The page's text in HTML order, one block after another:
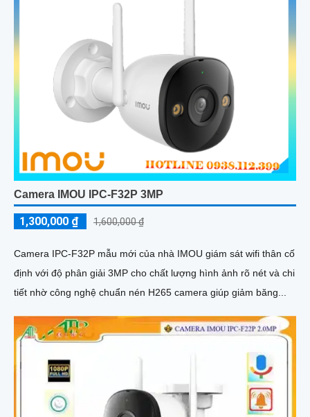
Camera IMOU IPC-F32P 3MP
1,300,000 ₫ 1,600,000 ₫
Camera IPC-F32P mẫu mới của nhà IMOU giám sát wifi thân cố
định với độ phân giải 3MP cho chất lượng hình ảnh rõ nét và chi
tiết nhờ công nghệ chuẩn nén H265 camera giúp giảm băng...